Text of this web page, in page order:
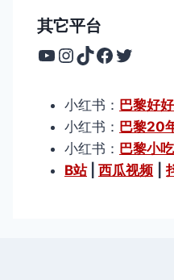
其它平台
YouTube
Instagram
TikTok
Facebook
Twitter
小红书： 巴黎好
小红书： 巴黎20
小红书： 巴黎小
B站| 西瓜视频